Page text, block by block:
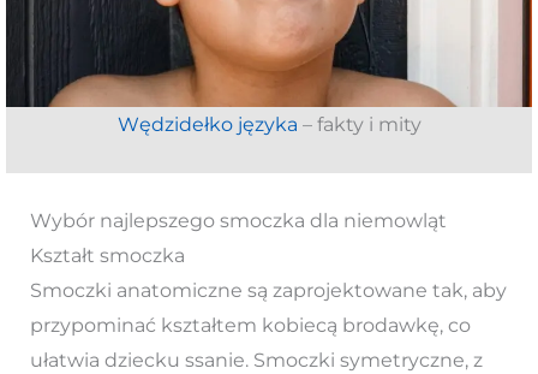
Wędzidełko języka – fakty i mity
Wybór najlepszego smoczka dla niemowląt
Kształt smoczka
Smoczki anatomiczne są zaprojektowane tak, aby
przypominać kształtem kobiecą brodawkę, co
ułatwia dziecku ssanie. Smoczki symetryczne, z